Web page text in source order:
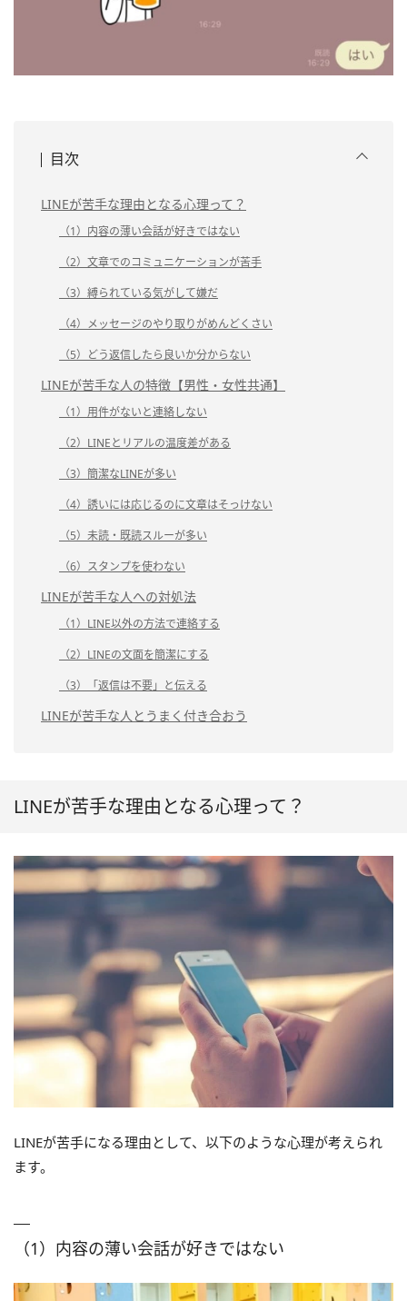
目次
LINEが苦手な理由となる心理って？
（1）内容の薄い会話が好きではない
（2）文章でのコミュニケーションが苦手
（3）縛られている気がして嫌だ
（4）メッセージのやり取りがめんどくさい
（5）どう返信したら良いか分からない
LINEが苦手な人の特徴【男性・女性共通】
（1）用件がないと連絡しない
（2）LINEとリアルの温度差がある
（3）簡潔なLINEが多い
（4）誘いには応じるのに文章はそっけない
（5）未読・既読スルーが多い
（6）スタンプを使わない
LINEが苦手な人への対処法
（1）LINE以外の方法で連絡する
（2）LINEの文面を簡潔にする
（3）「返信は不要」と伝える
LINEが苦手な人とうまく付き合おう
LINEが苦手な理由となる心理って？
LINEが苦手になる理由として、以下のような心理が考えられ
ます。
（1）内容の薄い会話が好きではない